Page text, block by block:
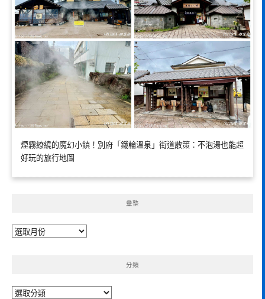
煙霧繚繞的魔幻小鎮！別府「鐵輪溫泉」街道散策：不泡湯也能超
好玩的旅行地圖
彙整
彙
分類
分